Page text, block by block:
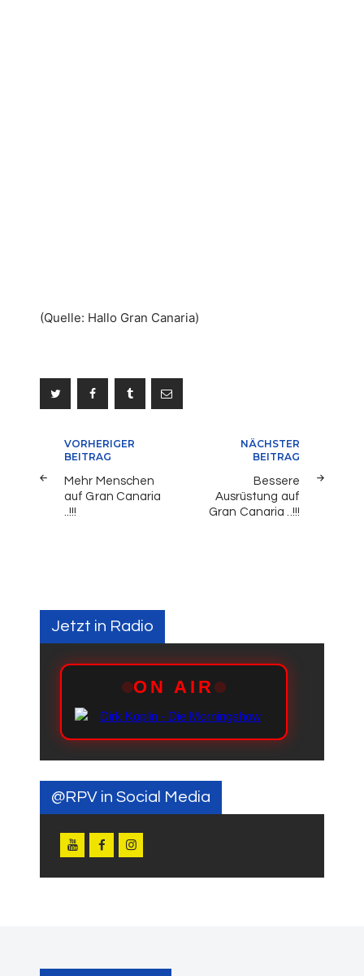
(Quelle: Hallo Gran Canaria)
Beitragsnavigation
VORHERIGER
BEITRAG
Mehr Menschen
auf Gran Canaria
..!!!
NÄCHSTER
BEITRAG
Bessere
Ausrüstung auf
Gran Canaria ..!!!
Jetzt in Radio
@RPV in Social Media